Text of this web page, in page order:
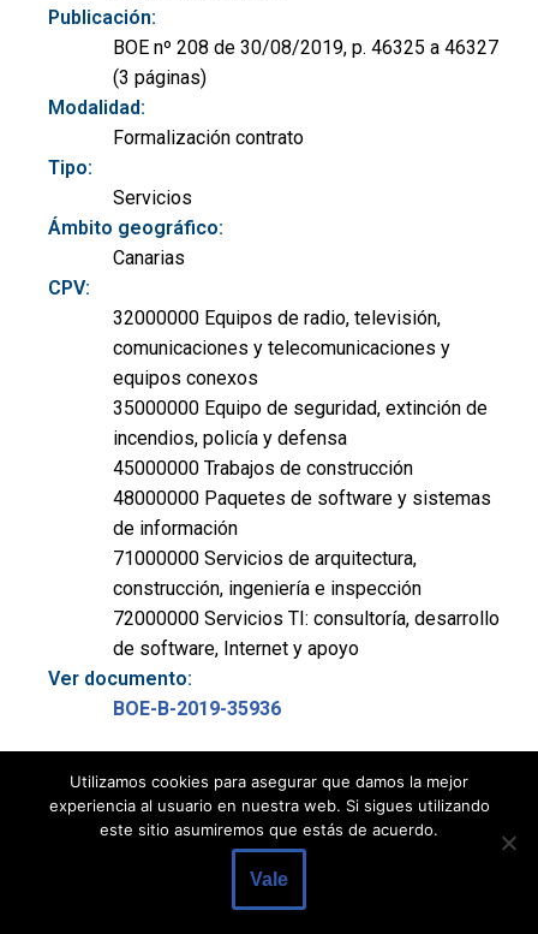
Publicación:
BOE nº 208 de 30/08/2019, p. 46325 a 46327
(3 páginas)
Modalidad:
Formalización contrato
Tipo:
Servicios
Ámbito geográfico:
Canarias
CPV:
32000000 Equipos de radio, televisión,
comunicaciones y telecomunicaciones y
equipos conexos
35000000 Equipo de seguridad, extinción de
incendios, policía y defensa
45000000 Trabajos de construcción
48000000 Paquetes de software y sistemas
de información
71000000 Servicios de arquitectura,
construcción, ingeniería e inspección
72000000 Servicios TI: consultoría, desarrollo
de software, Internet y apoyo
Ver documento:
BOE-B-2019-35936
Servicios TI: consultor�a, desarrollo de
software, Internet y apoyo (1 anuncio)
Utilizamos cookies para asegurar que damos la mejor
experiencia al usuario en nuestra web. Si sigues utilizando
este sitio asumiremos que estás de acuerdo.
Vale